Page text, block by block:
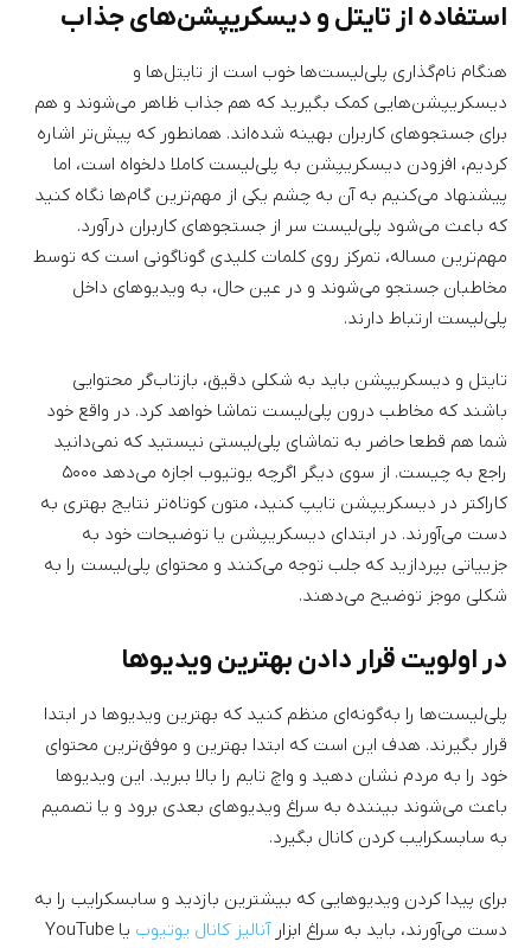
استفاده از تایتل‌ و دیسکریپشن‌های جذاب
هنگام نام‌گذاری پلی‌لیست‌ها خوب است از تایتل‌ها و
دیسکریپشن‌هایی کمک بگیرید که هم جذاب ظاهر می‌شوند و هم
برای جستجوهای کاربران بهینه شده‌اند. همانطور که پیش‌تر اشاره
کردیم، افزودن دیسکریپشن به پلی‌لیست کاملا دلخواه است، اما
پیشنهاد می‌کنیم به آن به چشم یکی از مهم‌ترین گام‌ها نگاه کنید
که باعث می‌شود پلی‌لیست سر از جستجوهای کاربران درآورد.
مهم‌ترین مساله، تمرکز روی کلمات کلیدی گوناگونی است که توسط
مخاطبان جستجو می‌شوند و در عین حال، به ویدیوهای داخل
پلی‌لیست ارتباط دارند.
تایتل و دیسکریپشن باید به شکلی دقیق، بازتاب‌گر محتوایی
باشند که مخاطب درون پلی‌لیست تماشا خواهد کرد. در واقع خود
شما هم قطعا حاضر به تماشای پلی‌لیستی نیستید که نمی‌دانید
راجع به چیست. از سوی دیگر اگرچه یوتیوب اجازه می‌دهد ۵۰۰۰
کاراکتر در دیسکریپشن تایپ کنید، متون کوتاه‌تر نتایج بهتری به
دست می‌آورند. در ابتدای دیسکریپشن یا توضیحات خود به
جزییاتی بپردازید که جلب توجه می‌کنند و محتوای پلی‌لیست را به
شکلی موجز توضیح می‌دهند.
در اولویت قرار دادن بهترین ویدیوها
پلی‌لیست‌ها را به‌گونه‌ای منظم کنید که بهترین ویدیوها در ابتدا
قرار بگیرند. هدف این است که ابتدا بهترین و موفق‌ترین محتوای
خود را به مردم نشان دهید و واچ تایم را بالا ببرید. این ویدیوها
باعث می‌شوند بیننده به سراغ ویدیوهای بعدی برود و یا تصمیم
به سابسکرایب کردن کانال بگیرد.
برای پیدا کردن ویدیوهایی که بیشترین بازدید و سابسکرایب را به
دست می‌آورند، باید به سراغ ابزارآنالیز کانال یوتیوب
یا YouTube